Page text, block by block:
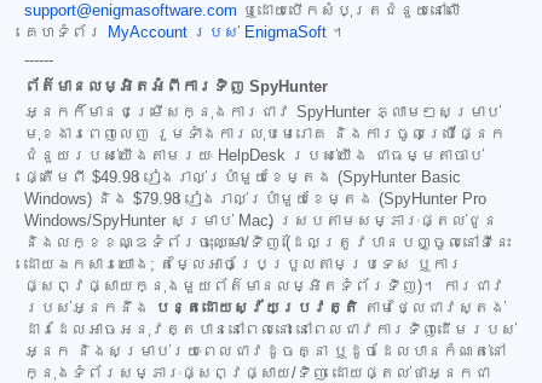
support@enigmasoftware.com ឬដោយបើកសំបុត្រជំនួយនៅលើ
គេហទំព័រ
MyAccount របស់ EnigmaSoft ។
------
ព័ត៌មានលម្អិតអំពីការទិញ SpyHunter
អ្នកក៏មានជម្រើសក្នុងការជាវ SpyHunter ភ្លាមៗសម្រាប់
មុខងារពេញលេញ រួមទាំងការលុបមេរោគ និងការចូលប្រើផ្នែក
ជំនួយរបស់យើងតាមរយៈ HelpDesk របស់យើង ជាធម្មតាចាប់
ផ្តើមពី $49.98 រៀងរាល់ប្រាំមួយខែម្តង (SpyHunter Basic
Windows) និង $79.98 រៀងរាល់ប្រាំមួយខែម្តង (SpyHunter Pro
Windows/SpyHunter សម្រាប់ Mac) ស្របតាមសម្ភារៈផ្តល់ជូន
និងលក្ខខណ្ឌទំព័រចុះឈ្មោះ/ទិញ (ដែលត្រូវបានបញ្ចូលនៅទីនេះ
ដោយឯកសារយោង; តម្លៃអាចប្រែប្រួលតាមប្រទេស ឬការ
ផ្សព្វផ្សាយក្នុងមួយព័ត៌មានលម្អិតទំព័រទិញ)។ ការជាវ
របស់អ្នកនឹង
បន្តដោយស្វ័យប្រវត្តិ តាមថ្លៃជាវស្តង់
ដារដែលអាចអនុវត្តបាននៅពេលនោះ នៅពេលជាវការទិញដើមរបស់
អ្នក និងសម្រាប់រយៈពេលជាវដូចគ្នា ឬដូចដែលបានកំណត់នៅ
ក្នុងទំព័រសម្ភារៈផ្សព្វផ្សាយ/ទិញ ដោយផ្តល់ថាអ្នកជា